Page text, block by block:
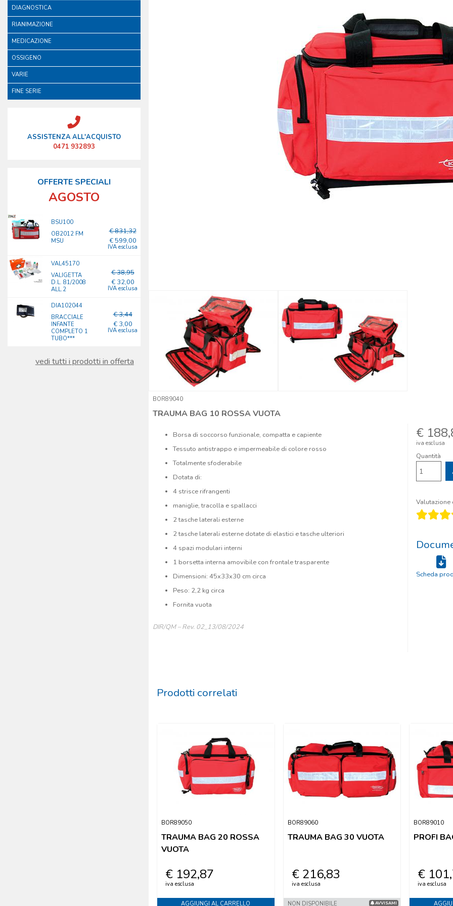
DIAGNOSTICA
RIANIMAZIONE
MEDICAZIONE
OSSIGENO
VARIE
FINE SERIE
ASSISTENZA ALL'ACQUISTO
0471 932893
OFFERTE SPECIALI
AGOSTO
BSU100
OB2012 FM
MSU
€ 831,32
€ 599,00
IVA esclusa
VAL45170
VALIGETTA
D.L. 81/2008
ALL.2
€ 38,95
€ 32,00
IVA esclusa
DIA102044
BRACCIALE
INFANTE
COMPLETO 1
TUBO***
€ 3,44
€ 3,00
IVA esclusa
vedi tutti i prodotti in offerta
BOR89040
TRAUMA BAG 10 ROSSA VUOTA
Borsa di soccorso funzionale, compatta e capiente
Tessuto antistrappo e impermeabile di colore rosso
Totalmente sfoderabile
Dotata di:
4 strisce rifrangenti
maniglie, tracolla e spallacci
2 tasche laterali esterne
2 tasche laterali esterne dotate di elastici e tasche ulteriori
4 spazi modulari interni
1 borsetta interna amovibile con frontale trasparente
Dimensioni: 45x33x30 cm circa
Peso: 2,2 kg circa
Fornita vuota
DIR/QM – Rev. 02_13/08/2024
€
iva esclusa
Quantità
Valutazione
Scheda
Prodotti correlati
BOR89050
TRAUMA BAG 20 ROSSA
VUOTA
€ 192,87
iva esclusa
AGGIUNGI AL CARRELLO
BOR89060
TRAUMA BAG 30 VUOTA
€ 216,83
iva esclusa
NON DISPONIBILE AVVISAMI
BOR89010
PROFI
€
iva esclusa